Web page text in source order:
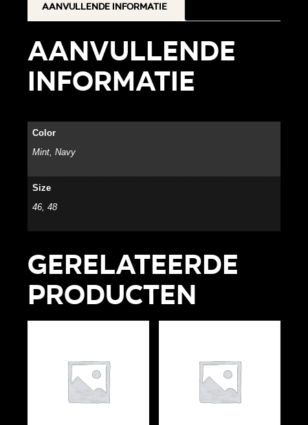
Aanvullende informatie
Aanvullende
informatie
Color
Mint, Navy
Size
46, 48
Gerelateerde
producten